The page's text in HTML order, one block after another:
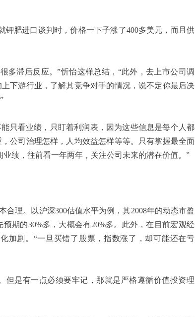
肥进口谈判时，价格一下子涨了400多美元，而且供
滞后反应。”忻怡这样总结，“此外，去上市公司调
下游行业，了解其竞争对手的情况，说不定你最后决
看业绩，只盯着利润表，因为这些信息是每个人都
公司治理怎样，人均效益怎样等等。只有掌握最全面
绩，往前看一年两年，关注公司未来的潜在价值。”
合理。以沪深300估值水平为例，其2008年的动态市盈
预期的30%多，大概会有20%多。此外，在目前宏观经
加剧。“一旦买错了股票，指数涨了，却可能还在亏
是有一点必须要牢记，那就是严格遵循价值投资理